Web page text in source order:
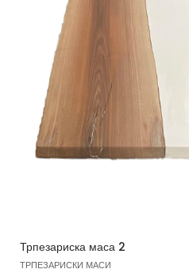
Трпезариска маса 2
ТРПЕЗАРИСКИ МАСИ